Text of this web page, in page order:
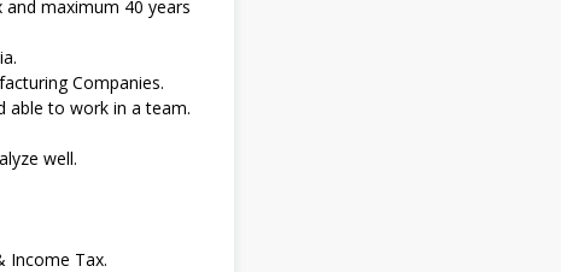
maximum 40 years
Companies.
able to work in a team.
well.
Income Tax.